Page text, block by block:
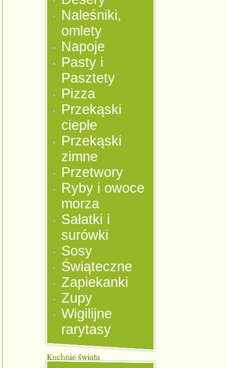
Naleśniki,
omlety
Napoje
Pasty i
Pasztety
Pizza
Przekąski
ciepłe
Przekąski
zimne
Przetwory
Ryby i owoce
morza
Sałatki i
surówki
Sosy
Świąteczne
Zapiekanki
Zupy
Wigilijne
rarytasy